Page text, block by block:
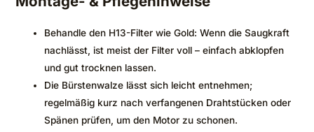
Behandle den H13-Filter wie Gold: Wenn die Saugkraft
nachlässt, ist meist der Filter voll – einfach abklopfen
und gut trocknen lassen.
Die Bürstenwalze lässt sich leicht entnehmen;
regelmäßig kurz nach verfangenen Drahtstücken oder
Spänen prüfen, um den Motor zu schonen.